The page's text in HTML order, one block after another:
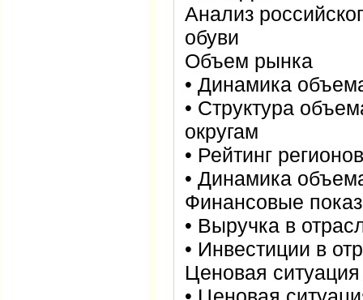
Анализ
обуви
Объем рынка
• Динамика
• Структура
округам
• Рейтинг
• Динамика
Финансовые
• Выручка в
• Инвестиции в
Ценовая ситуация